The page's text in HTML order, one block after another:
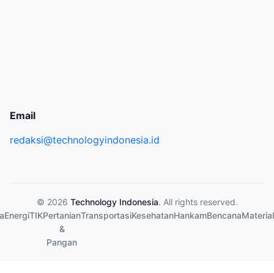
Email
redaksi@technologyindonesia.id
© 2026 Technology Indonesia. All rights reserved.
EnergiTIKPertanian
&
Pangan
TransportasiKesehatanHankamBencanaMaterial